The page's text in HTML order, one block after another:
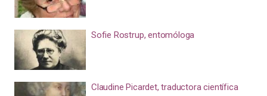
Sofie Rostrup, entomóloga
Claudine Picardet, traductora científica